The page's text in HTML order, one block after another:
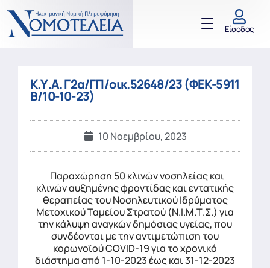
Είσοδος
Κ.Υ.Α. Γ2α/ΓΠ/οικ.52648/23 (ΦΕΚ-5911
Β/10-10-23)
10 Νοεμβρίου, 2023
Παραχώρηση 50 κλινών νοσηλείας και
κλινών αυξημένης φροντίδας και εντατικής
θεραπείας του Νοσηλευτικού Ιδρύματος
Μετοχικού Ταμείου Στρατού (Ν.Ι.Μ.Τ.Σ.) για
την κάλυψη αναγκών δημόσιας υγείας, που
συνδέονται με την αντιμετώπιση του
κορωνοϊού COVID-19 για το χρονικό
διάστημα από 1-10-2023 έως και 31-12-2023